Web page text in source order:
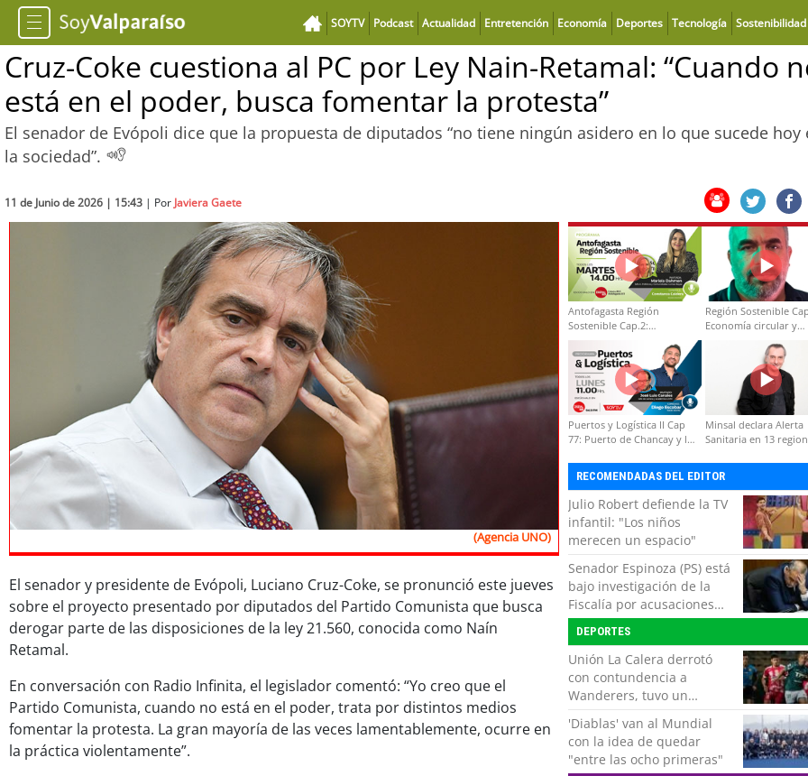
SOYTV Podcast Actualidad Entretención Economía Deportes Tecnología Sostenibilidad
Cruz-Coke cuestiona al PC por Ley Nain-Retamal: “Cuando
está en el poder, busca fomentar la protesta”
El senador de Evópoli dice que la propuesta de diputados “no tiene ningún asidero en lo que sucede hoy
la sociedad”.
11 de Junio de 2026 | 15:43 | Por Javiera Gaete
(Agencia UNO)
El senador y presidente de Evópoli, Luciano Cruz-Coke, se pronunció este jueves
sobre el proyecto presentado por diputados del Partido Comunista que busca
derogar parte de las disposiciones de la ley 21.560, conocida como Naín
Retamal.
En conversación con Radio Infinita, el legislador comentó: “Yo creo que el
Partido Comunista, cuando no está en el poder, trata por distintos medios
fomentar la protesta. La gran mayoría de las veces lamentablemente, ocurre en
la práctica violentamente”.
Antofagasta Región
Sostenible Cap.2:
Educación ambiental y
formación de capacidades
técnicas
Región Sostenible
Economía circular y
Puertos y Logística II Cap
77: Puerto de Chancay y la
Minsal declara Alerta
Sanitaria en 13
RECOMENDADAS DEL EDITOR
Julio Robert defiende la TV
infantil: "Los niños
merecen un espacio"
Senador Espinoza (PS) está
bajo investigación de la
Fiscalía por acusaciones
cruzadas de agresión con
su pareja
DEPORTES
Unión La Calera derrotó
con contundencia a
Wanderers, tuvo un
respiro y clasificó en Copa
Chile
'Diablas' van al Mundial
con la idea de quedar
"entre las ocho primeras"